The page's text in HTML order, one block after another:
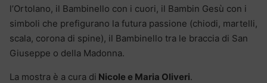
l’Ortolano, il Bambinello con i cuori, il Bambin Gesù con i
simboli che prefigurano la futura passione (chiodi, martelli,
scala, corona di spine), il Bambinello tra le braccia di San
Giuseppe o della Madonna.
La mostra è a cura di Nicole e Maria Oliveri.